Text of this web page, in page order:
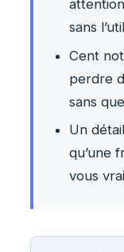
sans
Cent
perdre
sans
Un
qu’une
vous